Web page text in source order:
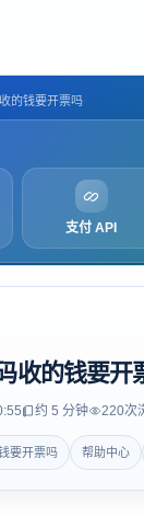
的钱要开票吗
支付 API
收的钱要开
约 5 分钟 220次
要开票吗 帮助中心